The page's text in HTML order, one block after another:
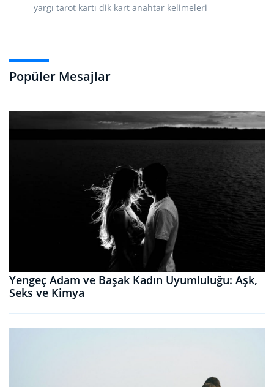
yargı tarot kartı dik kart anahtar kelimeleri
Popüler Mesajlar
Yengeç Adam ve Başak Kadın Uyumluluğu: Aşk,
Seks ve Kimya